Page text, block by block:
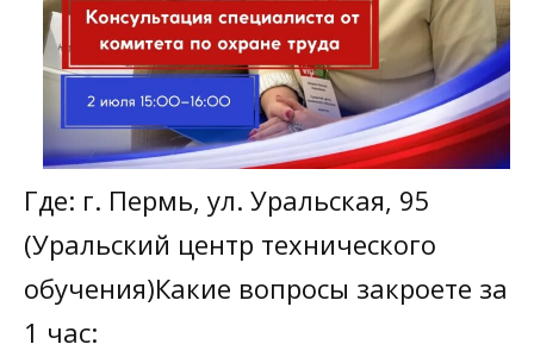
Где: г. Пермь, ул. Уральская, 95
(Уральский центр технического
обучения)Какие вопросы закроете за
1 час: